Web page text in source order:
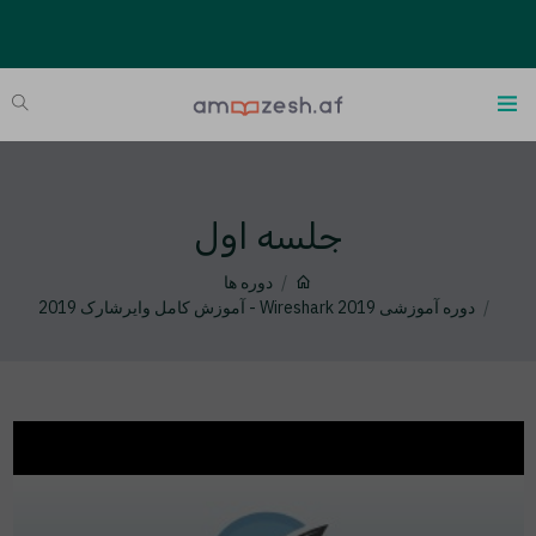
جلسه اول
دوره ها
دوره آموزشی Wireshark 2019 - آموزش کامل وایرشارک 2019